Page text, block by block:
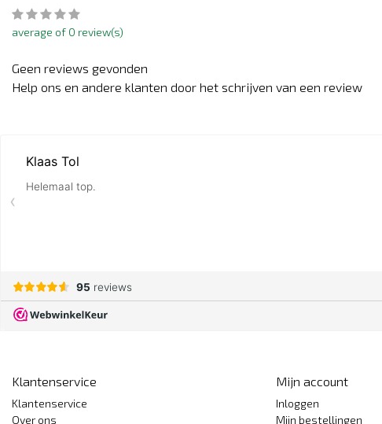
average of 0 review(s)
Geen reviews gevonden
Help ons en andere klanten door het schrijven van een review
Klantenservice
Klantenservice
Over ons
Mijn account
Inloggen
Mijn bestellingen